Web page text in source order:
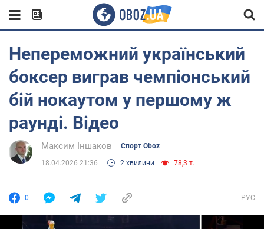
Непереможний український
боксер виграв чемпіонський
бій нокаутом у першому ж
раунді. Відео
Максим Іншаков Спорт Oboz
18.04.2026 21:36 2 хвилини 78,3 т.
0 РУС